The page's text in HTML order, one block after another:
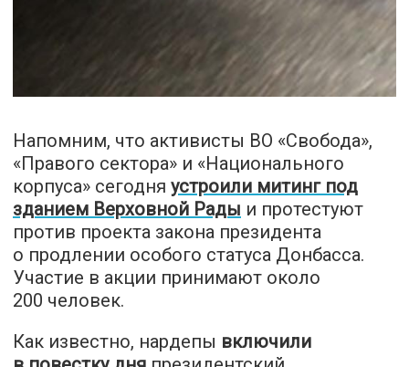
Напомним, что активисты ВО «Свобода»,
«Правого сектора» и «Национального
корпуса» сегодня устроили митинг под
зданием Верховной Рады и протестуют
против проекта закона президента
о продлении особого статуса Донбасса.
Участие в акции принимают около
200 человек.
Как известно, нардепы включили